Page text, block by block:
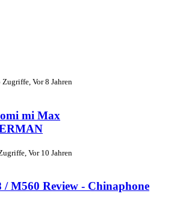
Vor 8 Jahren
mi Max
Vor 10 Jahren
/ M560 Review - Chinaphone